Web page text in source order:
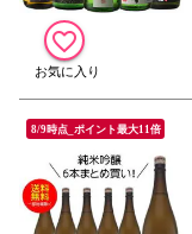
8/9時点_ポイント最大11倍